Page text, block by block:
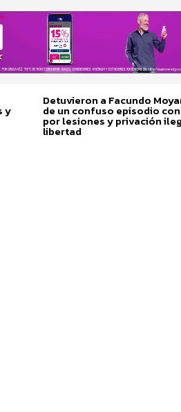
y
Detuvieron a Facundo
de un confuso episodio
por lesiones y privación
libertad